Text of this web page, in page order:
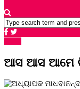
ଆସ ଆସ ଆମେ